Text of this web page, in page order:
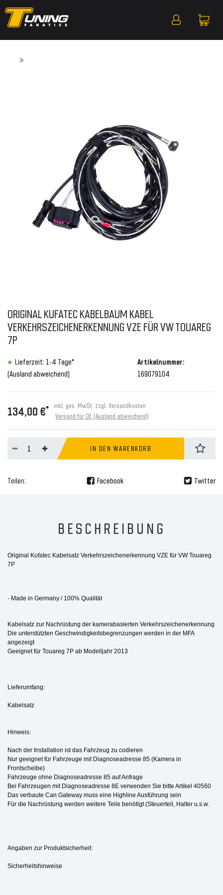
ORIGINAL KUFATEC KABELBAUM KABEL
VERKEHRSZEICHENERKENNUNG VZE FÜR VW TOUAREG
7P
Lieferzeit: 1-4 Tage*
(Ausland abweichend)
Artikelnummer:
169079104
134,00 €* inkl. ges. MwSt. zzgl. Versandkosten
Versand für DE (Ausland abweichend)
IN DEN WARENKORB
Teilen: Facebook Twitter
BESCHREIBUNG
Original Kufatec Kabelsatz Verkehrszeichenerkennung VZE für VW Touareg
7P
- Made in Germany / 100% Qualität
Kabelsatz zur Nachrüstung der kamerabasierten Verkehrszeichenerkennung
Die unterstützten Geschwindigkeitsbegrenzungen werden in der MFA
angezeigt
Geeignet für Touareg 7P ab Modelljahr 2013
Lieferumfang:
Kabelsatz
Hinweis:
Nach der Installation ist das Fahrzeug zu codieren
Nur geeignet für Fahrzeuge mit Diagnoseadresse 85 (Kamera in
Frontscheibe)
Fahrzeuge ohne Diagnoseadresse 85 auf Anfrage
Bei Fahrzeugen mit Diagnoseadresse 8E verwenden Sie bitte Artikel 40560
Das verbaute Can Gateway muss eine Highline Ausführung sein
Für die Nachrüstung werden weitere Teile benötigt (Steuerteil, Halter u.s.w.
Angaben zur Produktsicherheit:
Sicherheitshinweise